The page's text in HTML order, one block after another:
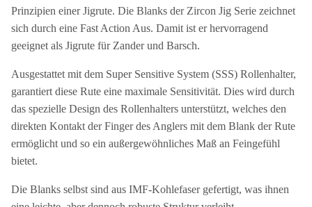
Prinzipien einer Jigrute. Die Blanks der Zircon Jig Serie zeichnet
sich durch eine Fast Action Aus. Damit ist er hervorragend
geeignet als Jigrute für Zander und Barsch.
Ausgestattet mit dem Super Sensitive System (SSS) Rollenhalter,
garantiert diese Rute eine maximale Sensitivität. Dies wird durch
das spezielle Design des Rollenhalters unterstützt, welches den
direkten Kontakt der Finger des Anglers mit dem Blank der Rute
ermöglicht und so ein außergewöhnliches Maß an Feingefühl
bietet.
Die Blanks selbst sind aus IMF-Kohlefaser gefertigt, was ihnen